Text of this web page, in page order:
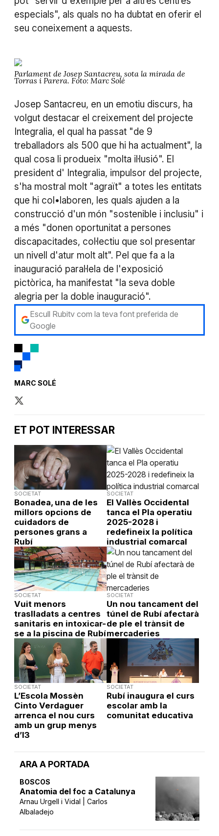
ARA A PORTADA
BOSCOS
Anatomia del foc a Catalunya
Arnau Urgell i Vidal | Carlos
Albaladejo
especials", als quals no ha dubtat en oferir el
seu coneixement a aquests.
Parlament de Josep Santacreu, sota la mirada de
Torras i Parera. Foto: Marc Solé
Josep Santacreu, en un emotiu discurs, ha
volgut destacar el creixement del projecte
Integralia, el qual ha passat "de 9
treballadors als 500 que hi ha actualment", la
qual cosa li produeix "molta il·lusió". El
president d' Integralia, impulsor del projecte,
s'ha mostral molt "agraït" a totes les entitats
que hi col•laboren, les quals ajuden a la
construcció d'un món "sostenible i inclusiu" i
a més "donen oportunitat a persones
discapacitades, col·lectiu que sol presentar
un nivell d'atur molt alt". Pel que fa a la
inauguració paral·lela de l'exposició
pictòrica, ha manifestat "la seva doble
alegria per la doble inauguració".
Escull Rubitv com la teva font preferida de
Google
MARC SOLÉ
ET POT INTERESSAR
SOCIETAT
Bonadea, una de les
millors opcions de
cuidadors de
persones grans a
Rubí
SOCIETAT
El Vallès Occidental
tanca el Pla operatiu
2025-2028 i
redefineix la política
industrial comarcal
SOCIETAT
Vuit menors
traslladats a centres
sanitaris en intoxicar-
se a la piscina de Rubí
SOCIETAT
Un nou tancament del
túnel de Rubí afectarà
de ple el trànsit de
mercaderies
SOCIETAT
L’Escola Mossèn
Cinto Verdaguer
arrenca el nou curs
amb un grup menys
d’I3
SOCIETAT
Rubí inaugura el curs
escolar amb la
comunitat educativa